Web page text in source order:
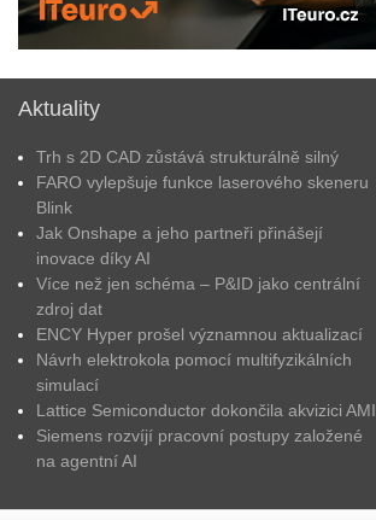
Aktuality
Trh s 2D CAD zůstává strukturálně silný
FARO vylepšuje funkce laserového skeneru
Blink
Jak Onshape a jeho partneři přinášejí
inovace díky AI
Více než jen schéma – P&ID jako centrální
zdroj dat
ENCY Hyper prošel významnou aktualizací
Návrh elektrokola pomocí multifyzikálních
simulací
Lattice Semiconductor dokončila akvizici AMI
Siemens rozvíjí pracovní postupy založené
na agentní AI